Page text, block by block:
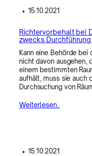
• 15.10.2021
Richtervorbehalt bei
zwecks
Kann eine Behörde bei
nicht davon ausgehen,
einem bestimmten
aufhält, muss sie auch
Durchsuchung von
Weiterlesen..
• 15.10.2021